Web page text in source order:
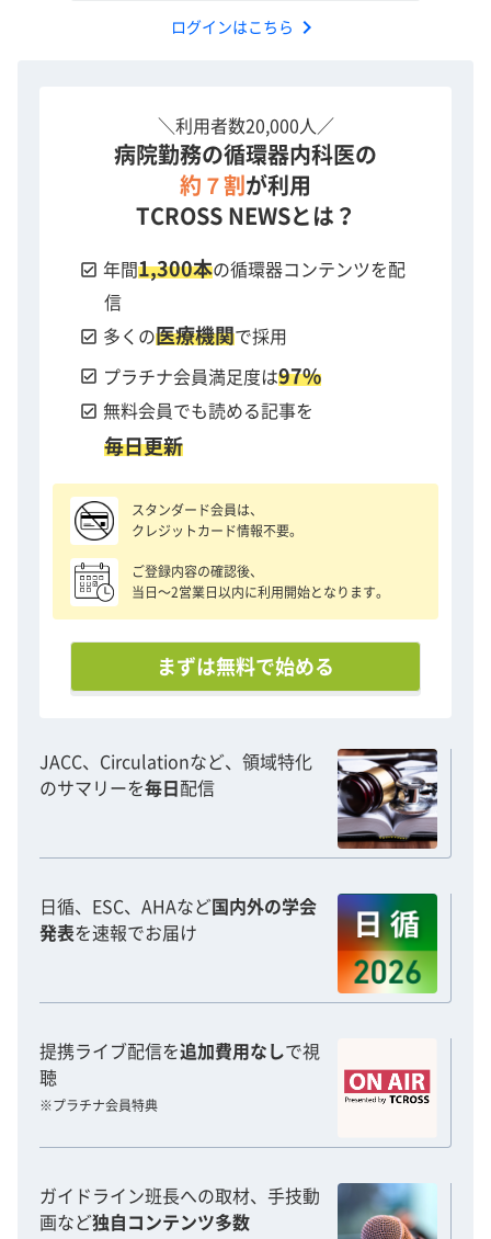
ログインはこちら chevron_right
＼利用者数20,000人／
病院勤務の循環器内科医の
約７割 が利用
TCROSS NEWSとは？
check_box 年間1,300本の循環器コンテンツを配
信
check_box 多くの医療機関で採用
check_box プラチナ会員満足度は97%
check_box 無料会員でも読める記事を
毎日更新
スタンダード会員は、
クレジットカード情報不要。
ご登録内容の確認後、
当日〜2営業日以内に利用開始となります。
まずは無料で始める
JACC、Circulationなど、領域特化
のサマリーを毎日 配信
日循、ESC、AHAなど国内外の学会
発表を速報でお届け
提携ライブ配信を追加費用なしで視
聴
※プラチナ会員特典
ガイドライン班長への取材、手技動
画など独自コンテンツ多数